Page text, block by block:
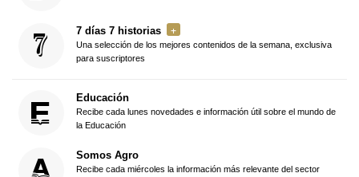
7 días 7 historias
Una selección de los mejores contenidos de la semana, exclusiva
para suscriptores
Educación
Recibe cada lunes novedades e información útil sobre el mundo de
la Educación
Somos Agro
Recibe cada miércoles la información más relevante del sector